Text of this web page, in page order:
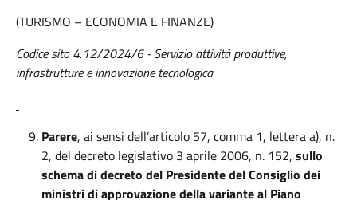
(TURISMO – ECONOMIA E FINANZE)
Codice sito 4.12/2024/6 - Servizio attività produttive,
infrastrutture e innovazione tecnologica
Parere, ai sensi dell’articolo 57, comma 1, lettera a), n.
2, del decreto legislativo 3 aprile 2006, n. 152, sullo
schema di decreto del Presidente del Consiglio dei
ministri di approvazione della variante al Piano